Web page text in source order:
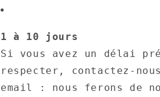
1 à 10 jours
Si vous avez un délai
respecter, contactez-
email : nous ferons de